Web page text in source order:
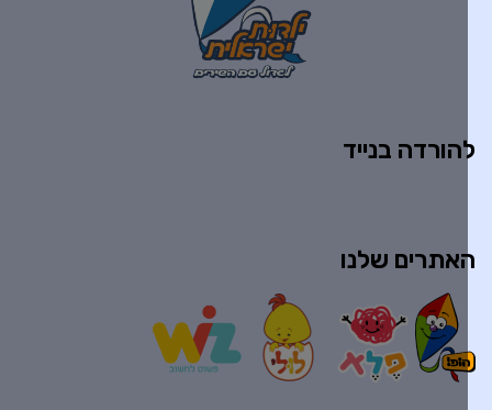
בנייד
שלנו